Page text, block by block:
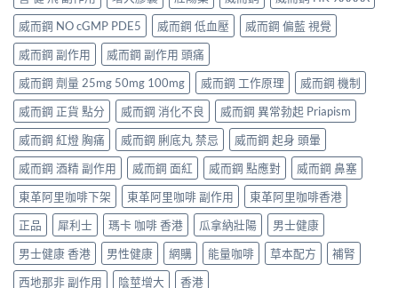
威而鋼 NO cGMP PDE5
威而鋼 低血壓
威而鋼 偏藍 視覺
威而鋼 副作用
威而鋼 副作用 頭痛
威而鋼 劑量 25mg 50mg 100mg
威而鋼 工作原理
威而鋼 機制
威而鋼 正貨 點分
威而鋼 消化不良
威而鋼 異常勃起 Priapism
威而鋼 紅燈 胸痛
威而鋼 脷底丸 禁忌
威而鋼 起身 頭暈
威而鋼 酒精 副作用
威而鋼 面紅 威而鋼 點應對
威而鋼 鼻塞
東革阿里咖啡下架
東革阿里咖啡 副作用
東革阿里咖啡香港
正品
犀利士 瑪卡 咖啡 香港 瓜拿納壯陽
男士健康
男士健康 香港
男性健康 網購 能量咖啡 草本配方
補腎
西地那非 副作用
陰莖增大 香港